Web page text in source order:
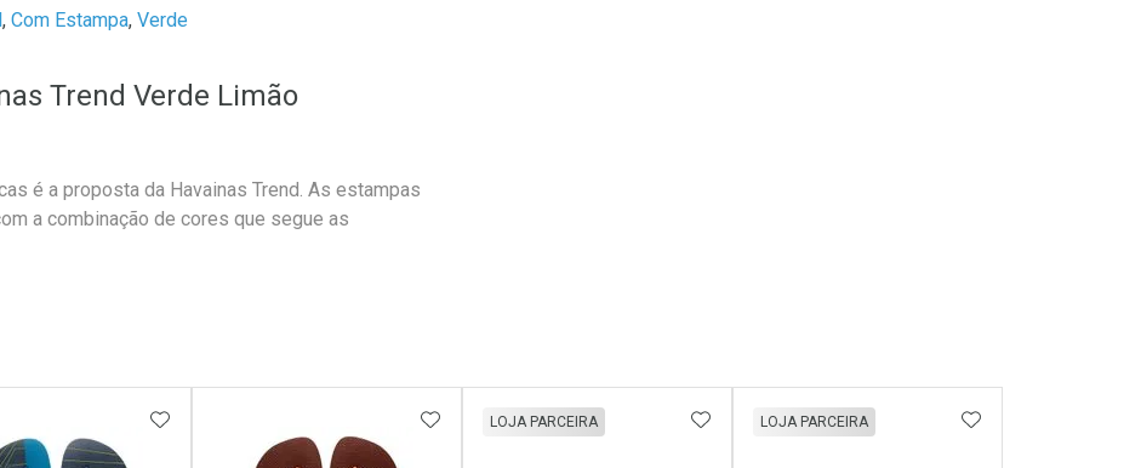
, Com Estampa, Verde
Trend Verde Limão
é a proposta da Havainas Trend. As estampas
a combinação de cores que segue as
FAVORITOSADICIONAR AOS FAVORITOSADICIONAR AOS FAVORITOS
LOJA PARCEIRA ADICIONAR AOS FAVORITOS
LOJA PARCEIRA ADICIONAR AOS